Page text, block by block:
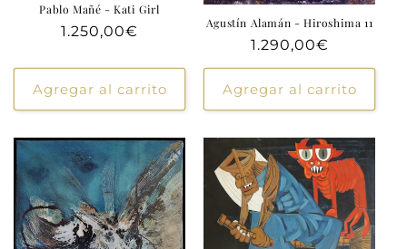
Pablo Mañé - Kati Girl
Precio
1.250,00€
Agregar al carrito
Agustín Alamán - Hiroshima 11
Precio
habitual
1.290,00€
Agregar al carrito